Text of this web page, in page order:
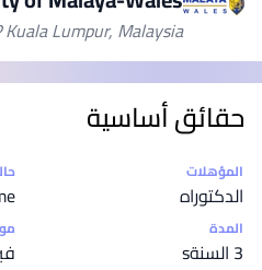
Kuala Lumpur, Malaysia
حقائق أساسية
إحصائيات
المؤهلات
الدكتوراه
المدة
3 السنةs